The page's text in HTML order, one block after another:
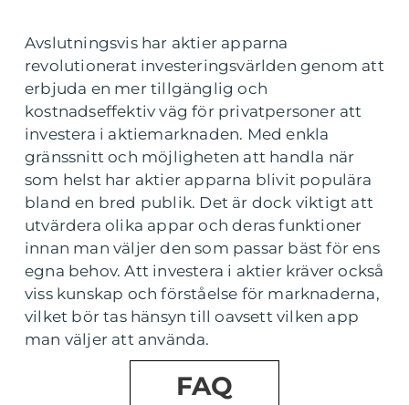
Avslutningsvis har aktier apparna
revolutionerat investeringsvärlden genom att
erbjuda en mer tillgänglig och
kostnadseffektiv väg för privatpersoner att
investera i aktiemarknaden. Med enkla
gränssnitt och möjligheten att handla när
som helst har aktier apparna blivit populära
bland en bred publik. Det är dock viktigt att
utvärdera olika appar och deras funktioner
innan man väljer den som passar bäst för ens
egna behov. Att investera i aktier kräver också
viss kunskap och förståelse för marknaderna,
vilket bör tas hänsyn till oavsett vilken app
man väljer att använda.
FAQ